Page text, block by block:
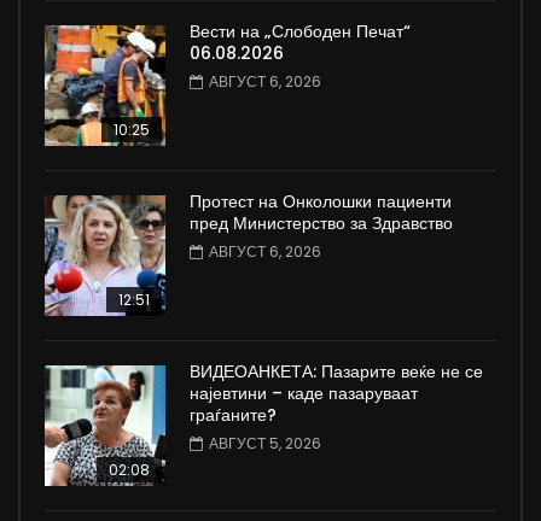
10:25
Вести на „Слободен Печат“
06.08.2026
АВГУСТ 6, 2026
12:51
Протест на Онколошки пациенти
пред Министерство за Здравство
АВГУСТ 6, 2026
02:08
ВИДЕОАНКЕТА: Пазарите веќе не се
најевтини – каде пазаруваат
граѓаните?
АВГУСТ 5, 2026